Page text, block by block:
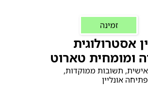
זמינה
אסטרולוגית
ומומחית טארוט
תשובות ממוקדות,
אונליין